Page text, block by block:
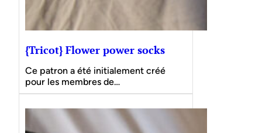
{Tricot} Flower power socks
Ce patron a été initialement créé
pour les membres de…